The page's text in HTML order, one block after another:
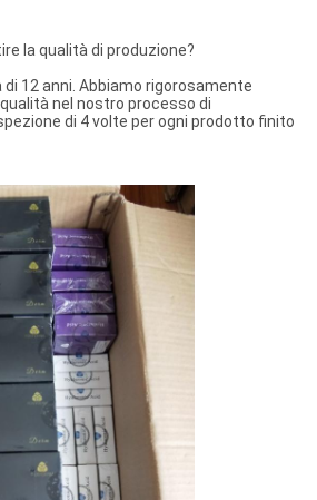
la qualità di produzione?
12 anni. Abbiamo rigorosamente
nel nostro processo di
di 4 volte per ogni prodotto finito